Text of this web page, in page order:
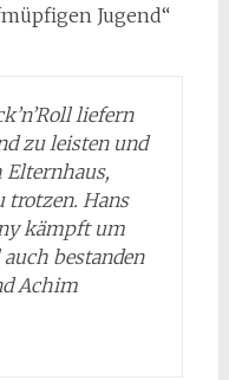
Jugend“
liefern
zu leisten und
Elternhaus,
trotzen. Hans
kämpft um
bestanden
Achim